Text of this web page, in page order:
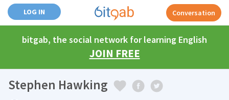
LOG IN Conversation
bitgab, the social network for learning English
JOIN FREE
Stephen Hawking